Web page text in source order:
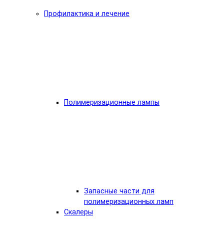
Профилактика и лечение
Полимеризационные лампы
Запасные части для
полимеризационных ламп
Скалеры